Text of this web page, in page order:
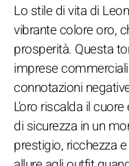
Lo stile di vita di
vibrante colore oro,
prosperità. Questa
imprese
connotazioni
L'oro riscalda il
di sicurezza in un
prestigio, ricchezza